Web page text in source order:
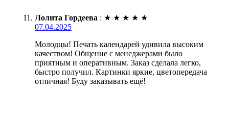
Лолита Гордеева : ★ ★ ★ ★ ★
07.04.2025
Молодцы! Печать календарей удивила высоким
качеством! Общение с менеджерами было
приятным и оперативным. Заказ сделала легко,
быстро получил. Картинки яркие, цветопередача
отличная! Буду заказывать ещё!